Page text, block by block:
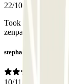
22/10/2025
Took a while and
zenpark spaces.
stephane
10/11/2024